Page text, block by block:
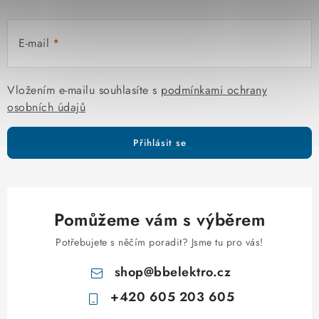
E-mail
Vložením e-mailu souhlasíte s podmínkami ochrany
osobních údajů
Přihlásit se
Pomůžeme vám s výběrem
Potřebujete s něčím poradit? Jsme tu pro vás!
shop@bbelektro.cz
+420 605 203 605